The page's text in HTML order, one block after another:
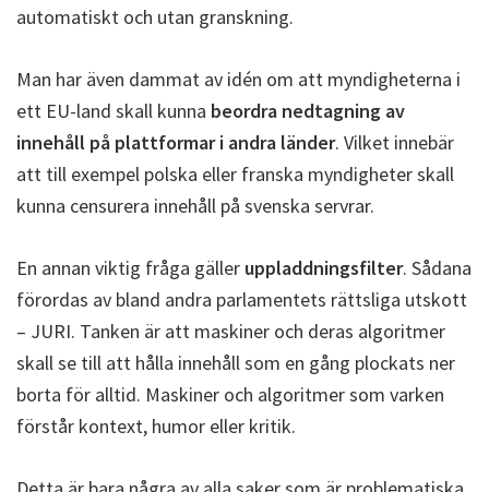
automatiskt och utan granskning.
Man har även dammat av idén om att myndigheterna i
ett EU-land skall kunna beordra nedtagning av
innehåll på plattformar i andra länder. Vilket innebär
att till exempel polska eller franska myndigheter skall
kunna censurera innehåll på svenska servrar.
En annan viktig fråga gäller uppladdningsfilter. Sådana
förordas av bland andra parlamentets rättsliga utskott
– JURI. Tanken är att maskiner och deras algoritmer
skall se till att hålla innehåll som en gång plockats ner
borta för alltid. Maskiner och algoritmer som varken
förstår kontext, humor eller kritik.